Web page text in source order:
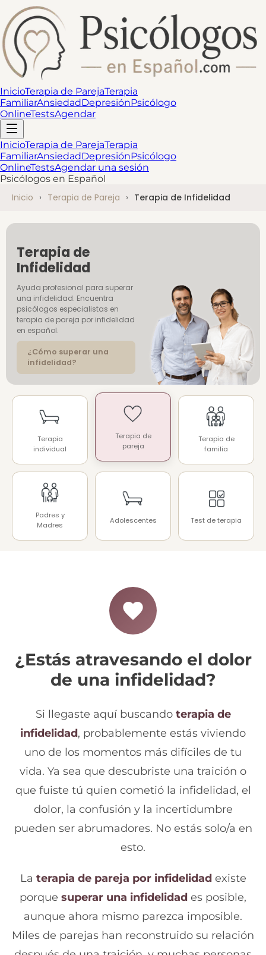
InicioTerapia de ParejaTerapia
FamiliarAnsiedadDepresiónPsicólogo
OnlineTestsAgendar
InicioTerapia de ParejaTerapia
FamiliarAnsiedadDepresiónPsicólogo
OnlineTestsAgendar una sesión
Psicólogos en Español
Inicio Terapia de Pareja Terapia de Infidelidad
Terapia de
Infidelidad
Ayuda profesional para superar
una infidelidad. Encuentra
psicólogos especialistas en
terapia de pareja por infidelidad
en español.
¿Cómo superar una
infidelidad?
Terapia
individual
Terapia de
pareja
Terapia de
familia
Padres y
Madres
Adolescentes Test de terapia
¿Estás atravesando el dolor
de una infidelidad?
Si llegaste aquí buscando terapia de
infidelidad, probablemente estás viviendo
uno de los momentos más difíciles de tu
vida. Ya sea que descubriste una traición o
que fuiste tú quien cometió la infidelidad, el
dolor, la confusión y la incertidumbre
pueden ser abrumadores. No estás solo/a en
esto.
La terapia de pareja por infidelidad existe
porque superar una infidelidad es posible,
aunque ahora mismo parezca imposible.
Miles de parejas han reconstruido su relación